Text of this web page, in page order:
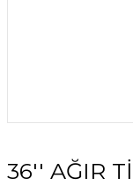
36'' AĞIR